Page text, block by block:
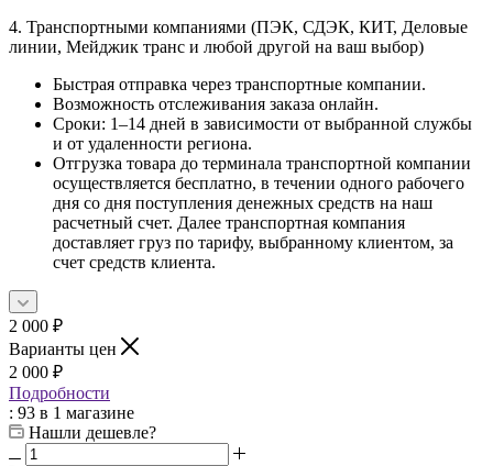
4. Транспортными компаниями (ПЭК, СДЭК, КИТ, Деловые
линии, Мейджик транс и любой другой на ваш выбор)
Быстрая отправка через транспортные компании.
Возможность отслеживания заказа онлайн.
Сроки: 1–14 дней в зависимости от выбранной службы
и от удаленности региона.
Отгрузка товара до терминала транспортной компании
осуществляется бесплатно, в течении одного рабочего
дня со дня поступления денежных средств на наш
расчетный счет. Далее транспортная компания
доставляет груз по тарифу, выбранному клиентом, за
счет средств клиента.
2 000 ₽
Варианты цен
2 000 ₽
Подробности
: 93 в 1 магазине
Нашли дешевле?